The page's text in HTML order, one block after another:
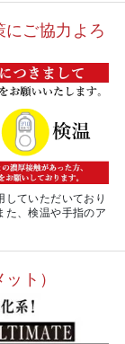
ご協力よろ
ていただいており
た、検温や手指のア
ト）